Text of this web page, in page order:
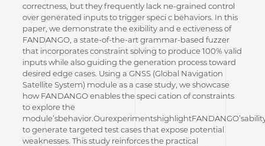
correctness, but they frequently lack ne-grained control
over generated inputs to trigger speci c behaviors. In this
paper, we demonstrate the exibility and e ectiveness of
FANDANGO, a state-of-the-art grammar-based fuzzer
that incorporates constraint solving to produce 100% valid
inputs while also guiding the generation process toward
desired edge cases. Using a GNSS (Global Navigation
Satellite System) module as a case study, we showcase
how FANDANGO enables the speci cation of constraints
to explore the
to generate targeted test cases that expose potential
weaknesses. This study reinforces the practical